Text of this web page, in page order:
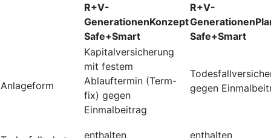
R+V-
GenerationenKonzept
Safe+Smart
R+V-
Safe+Smart
Anlageform
Kapitalversicherung
mit festem
Ablauftermin (Term-
fix) gegen
Einmalbeitrag
gegen
enthalten enthalten